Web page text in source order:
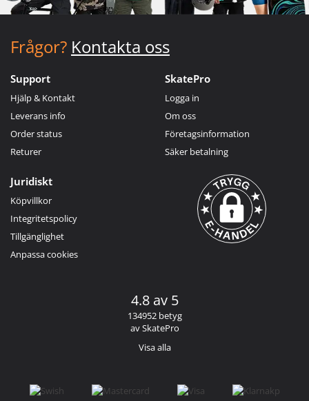
Frågor? Kontakta oss
Support
Hjälp & Kontakt
Leverans info
Order status
Returer
SkatePro
Logga in
Om oss
Företagsinformation
Säker betalning
Juridiskt
Köpvillkor
Integritetspolicy
Tillgänglighet
Anpassa cookies
4.8 av 5
134952 betyg
av SkatePro
Visa alla